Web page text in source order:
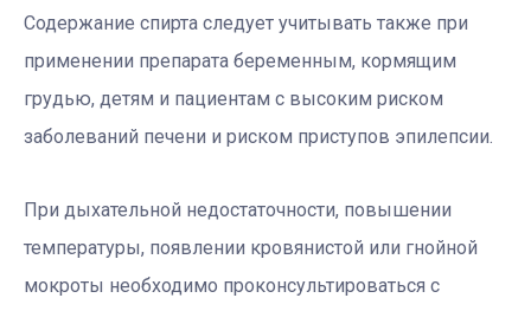
Содержание спирта следует учитывать также при
применении препарата беременным, кормящим
грудью, детям и пациентам с высоким риском
заболеваний печени и риском приступов эпилепсии.
При дыхательной недостаточности, повышении
температуры, появлении кровянистой или гнойной
мокроты необходимо проконсультироваться с